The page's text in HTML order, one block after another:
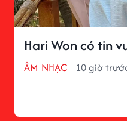
Hari Won có tin
ÂM NHẠC 10 giờ